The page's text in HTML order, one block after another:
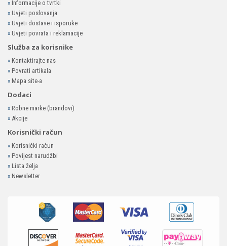
» Informacije o tvrtki
» Uvjeti poslovanja
» Uvjeti dostave i isporuke
» Uvjeti povrata i reklamacije
Služba za korisnike
» Kontaktirajte nas
» Povrati artikala
» Mapa site-a
Dodaci
» Robne marke (brandovi)
» Akcije
Korisnički račun
» Korisnički račun
» Povijest narudžbi
» Lista želja
» Newsletter